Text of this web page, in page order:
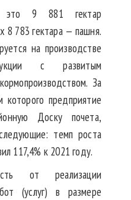
9 881 гектар
8 783 гектара — пашня.
на производстве
с развитым
За
которого предприятие
Доску почета,
темп роста
117,4% к 2021 году.
от реализации
(услуг) в размере